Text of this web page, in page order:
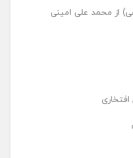
از محمد علی امینی